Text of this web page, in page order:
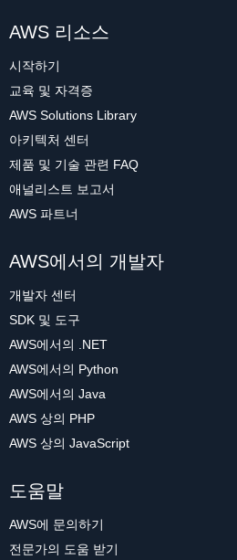
AWS 리소스
시작하기
교육 및 자격증
AWS Solutions Library
아키텍처 센터
제품 및 기술 관련 FAQ
애널리스트 보고서
AWS 파트너
AWS에서의 개발자
개발자 센터
SDK 및 도구
AWS에서의 .NET
AWS에서의 Python
AWS에서의 Java
AWS 상의 PHP
AWS 상의 JavaScript
도움말
AWS에 문의하기
전문가의 도움 받기